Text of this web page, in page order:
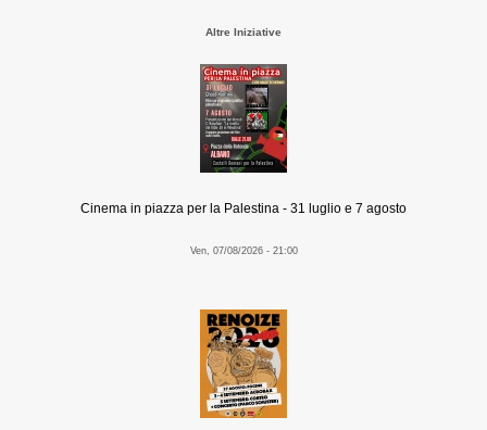
Altre Iniziative
Cinema in piazza per la Palestina - 31 luglio e 7 agosto
Ven, 07/08/2026 - 21:00